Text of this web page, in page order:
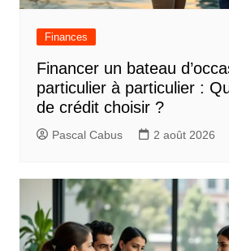
Finances
Financer un bateau
particulier à particulier :
de crédit choisir ?
Pascal Cabus 2 août 2026